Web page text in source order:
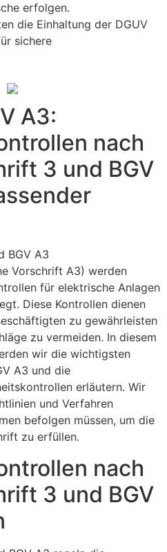
erfolgen.
die Einhaltung der DGUV
sichere
A3:
nach
3 und BGV
BGV A3
Vorschrift A3) werden
für elektrische Anlagen
Diese Kontrollen dienen
zu gewährleisten
zu vermeiden. In diesem
wir die wichtigsten
A3 und die
erläutern. Wir
und Verfahren
befolgen müssen, um die
zu erfüllen.
nach
3 und BGV